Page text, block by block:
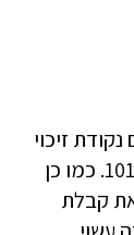
זיכוי
במס. דווחו על כך בדוח השנתי או בטופס 101. כמו כן
לדחות את קבלת